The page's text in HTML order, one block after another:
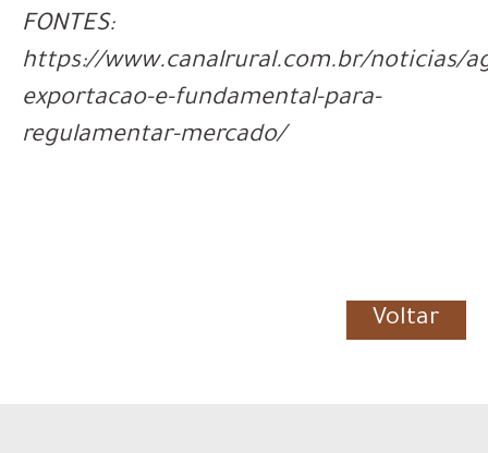
FONTES:
https://www.canalrural.com.br/noticias/
exportacao-e-fundamental-para-
regulamentar-mercado/
Voltar